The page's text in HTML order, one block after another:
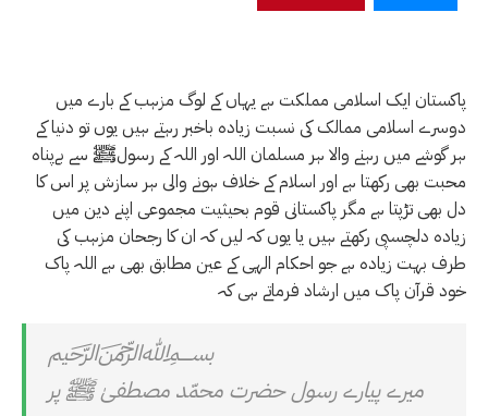
پاکستان ایک اسلامی مملکت ہے یہاں کے لوگ مزہب کے بارے میں
دوسرے اسلامی ممالک کی نسبت زیادہ باخبر رہتے ہیں یوں تو دنیا کے
ہر گوشے میں رہنے والا ہر مسلمان اللہ اور اللہ کے رسولﷺ سے بےپناہ
محبت بھی رکھتا ہے اور اسلام کے خلاف ہونے والی ہر سازش پر اس کا
دل بھی تڑپتا ہے مگر پاکستانی قوم بحیثیت مجموعی اپنے دین میں
زیادہ دلچسپی رکھتے ہیں یا یوں کہ لیں کہ ان کا رجحان مزہب کی
طرف بہت زیادہ ہے جو احکام الہی کے عین مطابق بھی ہے اللہ پاک
خود قرآن پاک میں ارشاد فرماتے ہی کہ
﷽
میرے پیارے رسول حضرت محمّد مصطفیٰ ﷺ پر